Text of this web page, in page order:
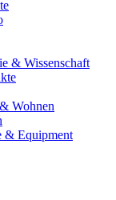
& Wissenschaft
Wohnen
& Equipment